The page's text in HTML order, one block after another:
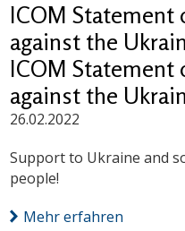
ICOM Statement
against the
ICOM Statement
against the
26.02.2022
Support to Ukraine and
people!
Mehr erfahren